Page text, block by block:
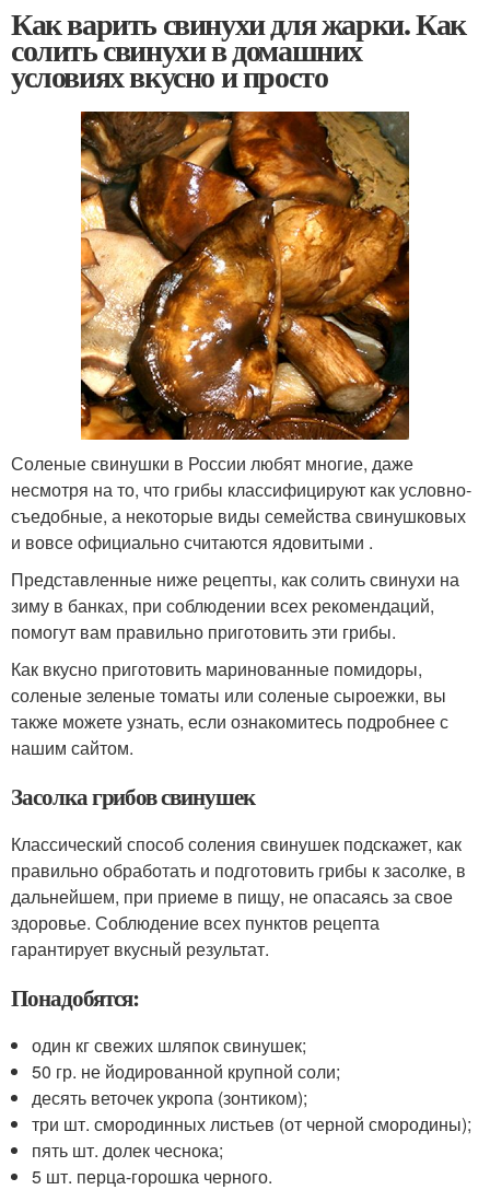
Как варить свинухи для жарки. Как
солить свинухи в домашних
условиях вкусно и просто
Соленые свинушки в России любят многие, даже
несмотря на то, что грибы классифицируют как условно-
съедобные, а некоторые виды семейства свинушковых
и вовсе официально считаются ядовитыми .
Представленные ниже рецепты, как солить свинухи на
зиму в банках, при соблюдении всех рекомендаций,
помогут вам правильно приготовить эти грибы.
Как вкусно приготовить маринованные помидоры,
соленые зеленые томаты или соленые сыроежки, вы
также можете узнать, если ознакомитесь подробнее с
нашим сайтом.
Засолка грибов свинушек
Классический способ соления свинушек подскажет, как
правильно обработать и подготовить грибы к засолке, в
дальнейшем, при приеме в пищу, не опасаясь за свое
здоровье. Соблюдение всех пунктов рецепта
гарантирует вкусный результат.
Понадобятся:
один кг свежих шляпок свинушек;
50 гр. не йодированной крупной соли;
десять веточек укропа (зонтиком);
три шт. смородинных листьев (от черной смородины);
пять шт. долек чеснока;
5 шт. перца-горошка черного.